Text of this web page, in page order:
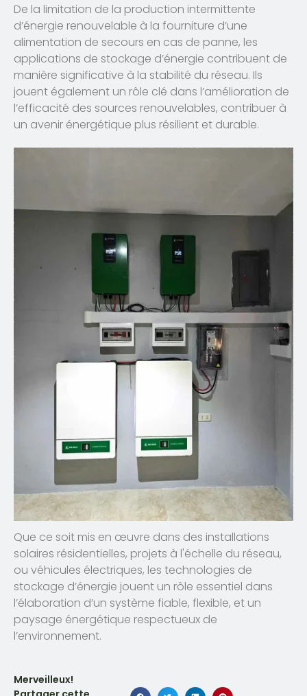
De la limitation de la production intermittente
d’énergie renouvelable à la fourniture d’une
alimentation de secours en cas de panne, les
applications de stockage d’énergie contribuent de
manière significative à la stabilité du réseau. Ils
jouent également un rôle clé dans l’amélioration de
l’efficacité des sources renouvelables, contribuer à
un avenir énergétique plus résilient et durable.
Que ce soit mis en œuvre dans des installations
solaires résidentielles, projets à l'échelle du réseau,
ou véhicules électriques, les technologies de
stockage d’énergie jouent un rôle essentiel dans
l’élaboration d’un système fiable, flexible, et un
paysage énergétique respectueux de
l’environnement.
Merveilleux!